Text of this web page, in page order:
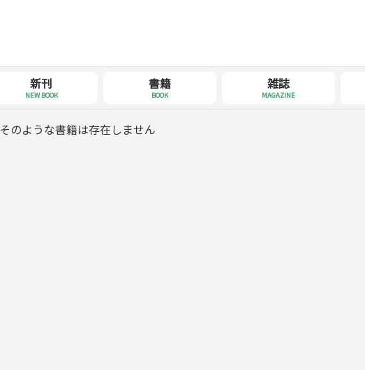
新刊
NEW BOOK
書籍
BOOK
雑誌
MAGAZINE
そのような書籍は存在しません